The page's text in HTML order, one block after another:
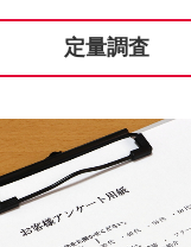
定量調査